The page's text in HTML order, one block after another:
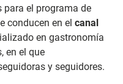
el programa de
conducen en el canal
en gastronomía
en el que
y seguidores.